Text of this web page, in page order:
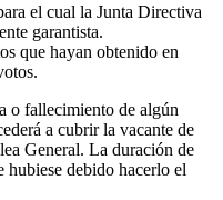
el cual la Junta Directiva
garantista.
que hayan obtenido en
o fallecimiento de algún
a cubrir la vacante de
General. La duración de
hubiese debido hacerlo el